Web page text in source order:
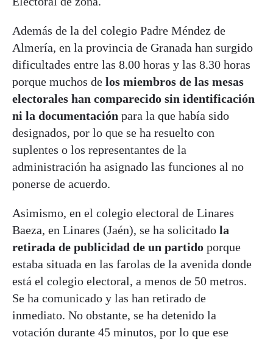
Además de la del colegio Padre Méndez de
Almería, en la provincia de Granada han surgido
dificultades entre las 8.00 horas y las 8.30 horas
porque muchos de los miembros de las mesas
electorales han comparecido sin identificación
ni la documentación para la que había sido
designados, por lo que se ha resuelto con
suplentes o los representantes de la
administración ha asignado las funciones al no
ponerse de acuerdo.
Asimismo, en el colegio electoral de Linares
Baeza, en Linares (Jaén), se ha solicitado la
retirada de publicidad de un partido porque
estaba situada en las farolas de la avenida donde
está el colegio electoral, a menos de 50 metros.
Se ha comunicado y las han retirado de
inmediato. No obstante, se ha detenido la
votación durante 45 minutos, por lo que ese